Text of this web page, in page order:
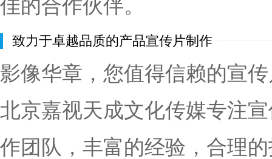
佳的合作伙伴。
致力于卓越品质的产品宣传片制作
影像华章，您值得信赖的宣
北京嘉视天成文化传媒专注
作团队，丰富的经验，合理